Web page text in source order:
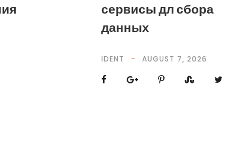
сервисы дл сбора
данных
IDENT AUGUST 7, 2026